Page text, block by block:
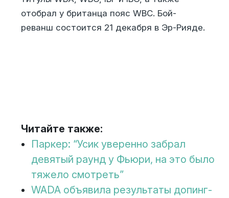
отобрал у британца пояс WBC. Бой-
реванш состоится 21 декабря в Эр-Рияде.
Читайте также:
Паркер: “Усик уверенно забрал
девятый раунд у Фьюри, на это было
тяжело смотреть”
WADA объявила результаты допинг-